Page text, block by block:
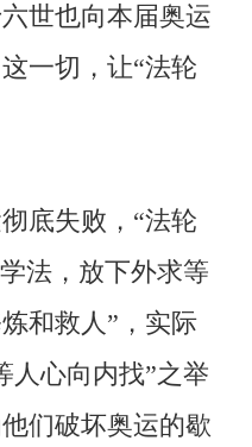
世也向本届奥运
一切，让“法轮
底失败，“法轮
法，放下外求等
和救人”，实际
人心向内找”之举
们破坏奥运的歇